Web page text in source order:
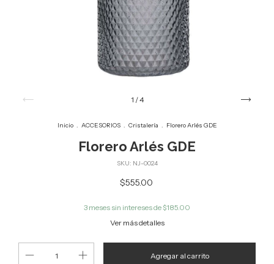
1 /4
Inicio . ACCESORIOS . Cristalería . Florero Arlés GDE
Florero Arlés GDE
SKU: NJ-0024
$555.00
3 meses sin intereses de $185.00
Ver más detalles